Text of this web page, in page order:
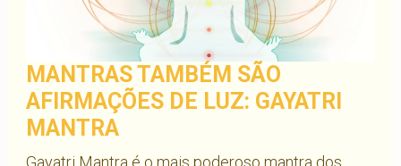
MANTRAS TAMBÉM SÃO
AFIRMAÇÕES DE LUZ: GAYATRI
MANTRA
Gayatri Mantra é o mais poderoso mantra dos